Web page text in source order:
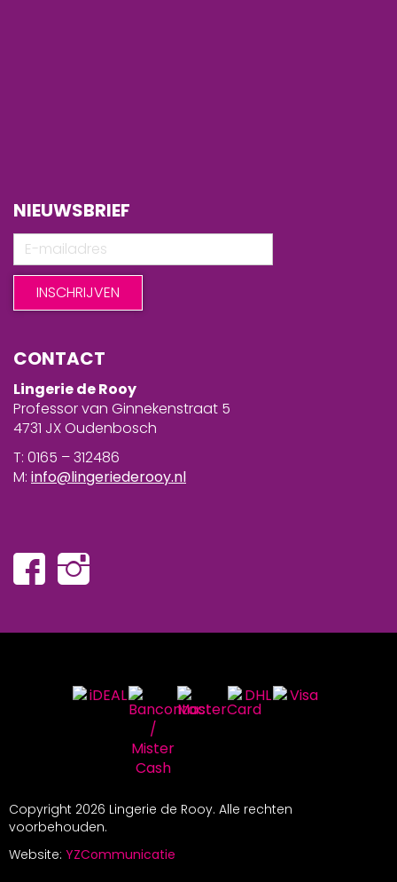
NIEUWSBRIEF
CONTACT
Lingerie de Rooy
Professor van Ginnekenstraat 5
4731 JX Oudenbosch
T: 0165 – 312486
M: info@lingeriederooy.nl
Copyright 2026 Lingerie de Rooy. Alle rechten
voorbehouden.
Website: YZCommunicatie